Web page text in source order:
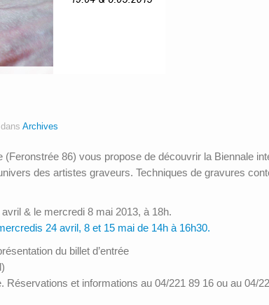
Archives
86) vous propose de découvrir la Biennale
des artistes graveurs. Techniques de gravures
& le mercredi 8 mai 2013, à 18h.
24 avril, 8 et 15 mai de 14h à 16h30.
du billet d’entrée
Réservations et informations au 04/221 89 16 ou au 04/